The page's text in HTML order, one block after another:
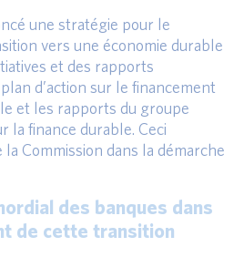
une stratégie pour le
vers une économie durable
et des rapports
d’action sur le financement
et les rapports du groupe
la finance durable. Ceci
Commission dans la démarche
des banques dans
de cette transition